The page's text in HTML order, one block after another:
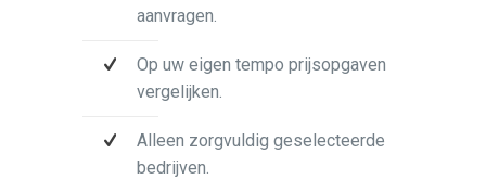
aanvragen.
Op uw eigen tempo prijsopgaven
vergelijken.
Alleen zorgvuldig geselecteerde
bedrijven.